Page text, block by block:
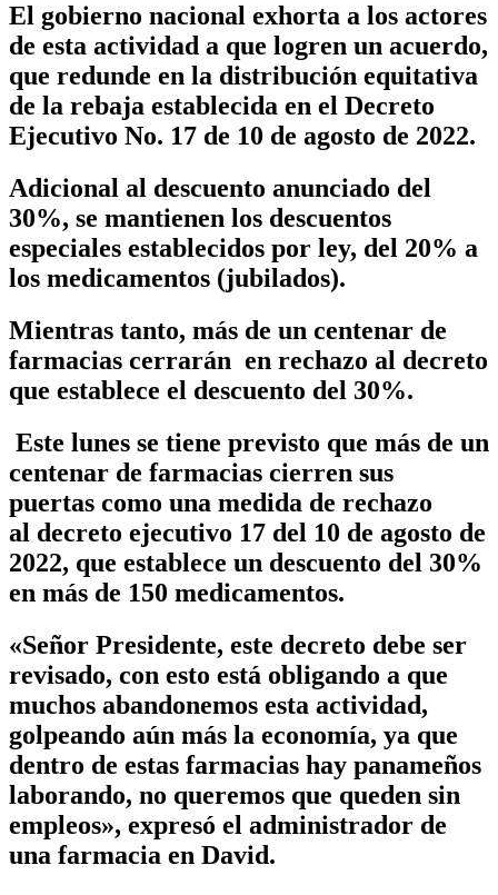
El gobierno nacional exhorta a los actores
de esta actividad a que logren un acuerdo,
que redunde en la distribución equitativa
de la rebaja establecida en el Decreto
Ejecutivo No. 17 de 10 de agosto de 2022.
Adicional al descuento anunciado del
30%, se mantienen los descuentos
especiales establecidos por ley, del 20% a
los medicamentos (jubilados).
Mientras tanto, más de un centenar de
farmacias cerrarán en rechazo al decreto
que establece el descuento del 30%.
Este lunes se tiene previsto que más de un
centenar de farmacias cierren sus
puertas como una medida de rechazo
al decreto ejecutivo 17 del 10 de agosto de
2022, que establece un descuento del 30%
en más de 150 medicamentos.
«Señor Presidente, este decreto debe ser
revisado, con esto está obligando a que
muchos abandonemos esta actividad,
golpeando aún más la economía, ya que
dentro de estas farmacias hay panameños
laborando, no queremos que queden sin
empleos», expresó el administrador de
una farmacia en David.